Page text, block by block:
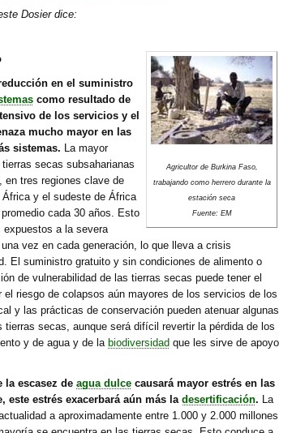
Dosier dice:
Agricultor de Burkina Faso,
trabajando como herrero durante la
estación seca
Fuente: EM
en el suministro
como resultado de
de los servicios y el
mucho mayor en las
sistemas. La mayor
secas subsaharianas
en tres regiones clave de
y el sudeste de África
cada 30 años. Esto
expuestos a la severa
vez en cada generación, lo que lleva a crisis
El suministro gratuito y sin condiciones de alimento o
de vulnerabilidad de las tierras secas puede tener el
el riesgo de colapsos aún mayores de los servicios de los
y las prácticas de conservación pueden atenuar algunas
secas, aunque será difícil revertir la pérdida de los
y de agua y de la biodiversidad que les sirve de apoyo
la escasez de agua dulce causará mayor estrés en las
este estrés exacerbará aún más ladesertificación. La
a aproximadamente entre 1.000 y 2.000 millones